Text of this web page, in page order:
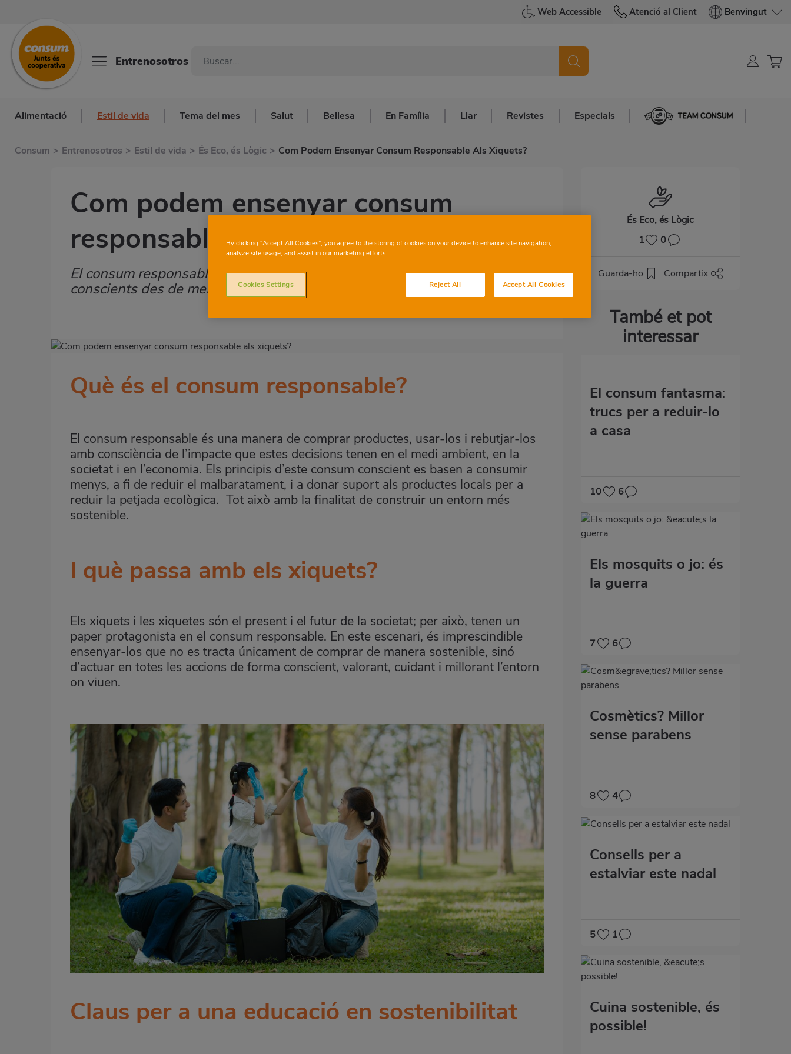
Web Accessible Atenció al Client Benvingut
Entrenosotros
Alimentació Estil de vida Tema del mes Salut Bellesa En Família Llar Revistes Especials Team Consum
Consum > Entrenosotros > Estil de vida > És Eco, és Lògic > Com Podem Ensenyar Consum Responsable Als Xiquets?
És Eco, és Lògic
1
0
Guarda-ho Compartix
També et pot
interessar
El consum fantasma:
trucs per a reduir-lo
a casa
10 6
Els mosquits o jo: és
la guerra
7 6
Cosmètics? Millor
sense parabens
8 4
Consells per a
estalviar este nadal
5 1
Cuina sostenible, és
possible!
Com podem ensenyar consum
responsable als xiquets?
Subtítulo
El consum responsable en l'educació infantil és clau per a formar ciutadans
conscients des de menut.
Imagen
Body
Què és el consum responsable?
El consum responsable és una manera de comprar productes, usar-los i rebutjar-los
amb consciència de l’impacte que estes decisions tenen en el medi ambient, en la
societat i en l’economia. Els principis d’este consum conscient es basen a consumir
menys, a fi de reduir el malbaratament, i a donar suport als productes locals per a
reduir la petjada ecològica. Tot això amb la finalitat de construir un entorn més
sostenible.
I què passa amb els xiquets?
Els xiquets i les xiquetes són el present i el futur de la societat; per això, tenen un
paper protagonista en el consum responsable. En este escenari, és imprescindible
ensenyar-los que no es tracta únicament de comprar de manera sostenible, sinó
d’actuar en totes les accions de forma conscient, valorant, cuidant i millorant l’entorn
on viuen.
Claus per a una educació en sostenibilitat
By clicking “Accept All Cookies”, you agree to the storing of cookies on your device to enhance site navigation,
analyze site usage, and assist in our marketing efforts.
Reject All Accept All Cookies
Cookies Settings